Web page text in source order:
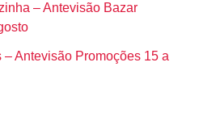
– Antevisão Bazar
Antevisão Promoções 15 a